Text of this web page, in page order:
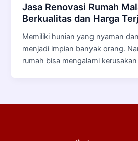
Jasa Renovasi Rumah
Berkualitas dan Harga
Memiliki hunian yang nyaman
menjadi impian banyak orang.
rumah bisa mengalami